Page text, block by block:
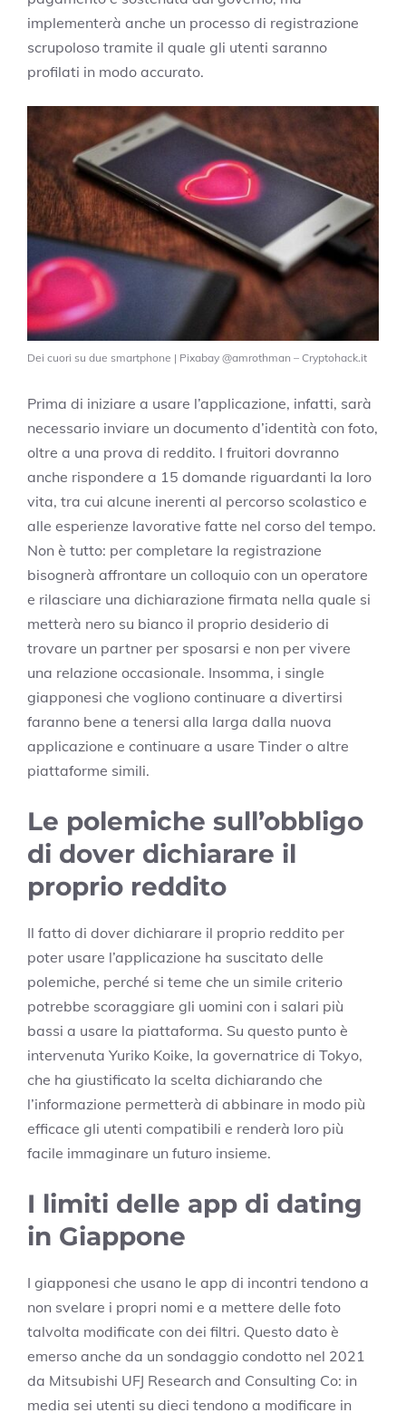
implementerà anche un processo di registrazione
scrupoloso tramite il quale gli utenti saranno
profilati in modo accurato.
Dei cuori su due smartphone | Pixabay @amrothman – Cryptohack.it
Prima di iniziare a usare l’applicazione, infatti, sarà
necessario inviare un documento d’identità con foto,
oltre a una prova di reddito. I fruitori dovranno
anche rispondere a 15 domande riguardanti la loro
vita, tra cui alcune inerenti al percorso scolastico e
alle esperienze lavorative fatte nel corso del tempo.
Non è tutto: per completare la registrazione
bisognerà affrontare un colloquio con un operatore
e rilasciare una dichiarazione firmata nella quale si
metterà nero su bianco il proprio desiderio di
trovare un partner per sposarsi e non per vivere
una relazione occasionale. Insomma, i single
giapponesi che vogliono continuare a divertirsi
faranno bene a tenersi alla larga dalla nuova
applicazione e continuare a usare Tinder o altre
piattaforme simili.
Le polemiche sull’obbligo
di dover dichiarare il
proprio reddito
Il fatto di dover dichiarare il proprio reddito per
poter usare l’applicazione ha suscitato delle
polemiche, perché si teme che un simile criterio
potrebbe scoraggiare gli uomini con i salari più
bassi a usare la piattaforma. Su questo punto è
intervenuta Yuriko Koike, la governatrice di Tokyo,
che ha giustificato la scelta dichiarando che
l’informazione permetterà di abbinare in modo più
efficace gli utenti compatibili e renderà loro più
facile immaginare un futuro insieme.
I limiti delle app di dating
in Giappone
I giapponesi che usano le app di incontri tendono a
non svelare i propri nomi e a mettere delle foto
talvolta modificate con dei filtri. Questo dato è
emerso anche da un sondaggio condotto nel 2021
da Mitsubishi UFJ Research and Consulting Co: in
media sei utenti su dieci tendono a modificare in